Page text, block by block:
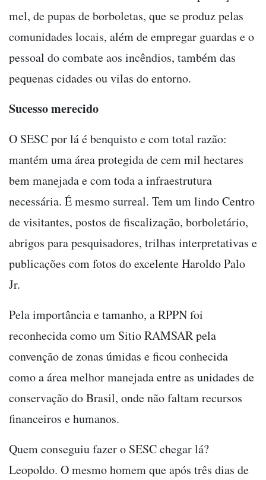
mel, de pupas de borboletas, que se produz pelas
comunidades locais, além de empregar guardas e o
pessoal do combate aos incêndios, também das
pequenas cidades ou vilas do entorno.
Sucesso merecido
O SESC por lá é benquisto e com total razão:
mantém uma área protegida de cem mil hectares
bem manejada e com toda a infraestrutura
necessária. É mesmo surreal. Tem um lindo Centro
de visitantes, postos de fiscalização, borboletário,
abrigos para pesquisadores, trilhas interpretativas e
publicações com fotos do excelente Haroldo Palo
Jr.
Pela importância e tamanho, a RPPN foi
reconhecida como um Sitio RAMSAR pela
convenção de zonas úmidas e ficou conhecida
como a área melhor manejada entre as unidades de
conservação do Brasil, onde não faltam recursos
financeiros e humanos.
Quem conseguiu fazer o SESC chegar lá?
Leopoldo. O mesmo homem que após três dias de